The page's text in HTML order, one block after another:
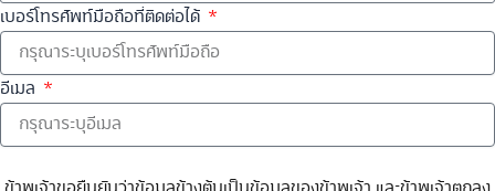
เบอร์โทรศัพท์มือถือที่ติดต่อได้
อีเมล